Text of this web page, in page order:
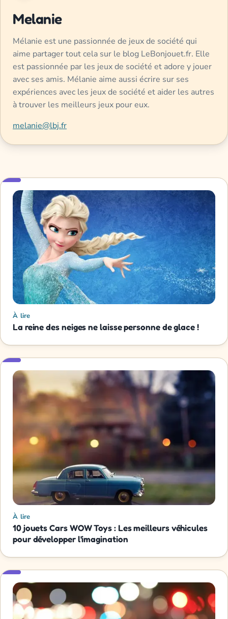
Melanie
Mélanie est une passionnée de jeux de société qui
aime partager tout cela sur le blog LeBonjouet.fr. Elle
est passionnée par les jeux de société et adore y jouer
avec ses amis. Mélanie aime aussi écrire sur ses
expériences avec les jeux de société et aider les autres
à trouver les meilleurs jeux pour eux.
melanie@lbj.fr
À lire
La reine des neiges ne laisse personne de glace !
À lire
10 jouets Cars WOW Toys : Les meilleurs véhicules
pour développer l'imagination